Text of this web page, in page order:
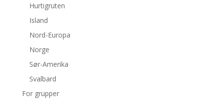
Hurtigruten
Island
Nord-Europa
Norge
Sør-Amerika
Svalbard
For grupper